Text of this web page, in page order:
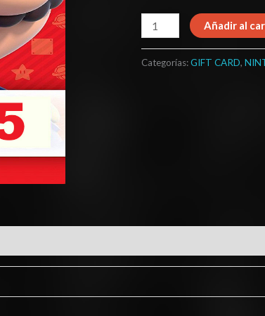
Añadir al
Categorías:GIFT CARD,